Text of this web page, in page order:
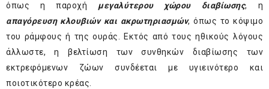
όπως η παροχή μεγαλύτερου χώρου διαβίωσης, η
απαγόρευση κλουβιών και ακρωτηριασμών, όπως το κόψιμο
του ράμφους ή της ουράς. Εκτός από τους ηθικούς λόγους
άλλωστε, η βελτίωση των συνθηκών διαβίωσης των
εκτρεφόμενων ζώων συνδέεται με υγιεινότερο και
ποιοτικότερο κρέας.